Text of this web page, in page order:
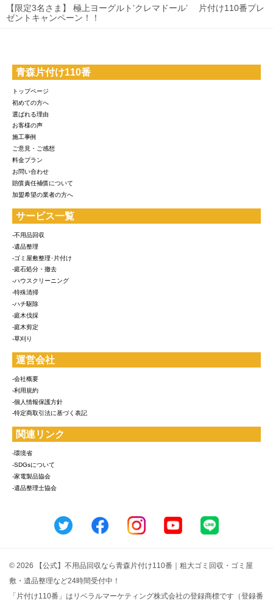
【限定3名さま】 極上ヨーグルト’クレマドール’ 片付け110番プレ
ゼントキャンペーン！！
青森片付け110番
トップページ
初めての方へ
選ばれる理由
お客様の声
施工事例
ご意見・ご感想
料金プラン
お問い合わせ
賠償責任補償について
加盟希望の業者の方へ
サービス一覧
-不用品回収
-遺品整理
-ゴミ屋敷整理･片付け
-庭石処分・撤去
-ハウスクリーニング
-特殊清掃
-ハチ駆除
-庭木伐採
-庭木剪定
-草刈り
運営会社
-会社概要
-利用規約
-個人情報保護方針
-特定商取引法に基づく表記
関連リンク
-環境省
-SDGsについて
-家電製品協会
-遺品整理士協会
© 2026 【公式】不用品回収なら青森片付け110番｜粗大ゴミ回収・ゴミ屋
敷・遺品整理など24時間受付中！
「片付け110番」はリベラルマーケティング株式会社の登録商標です（登録番